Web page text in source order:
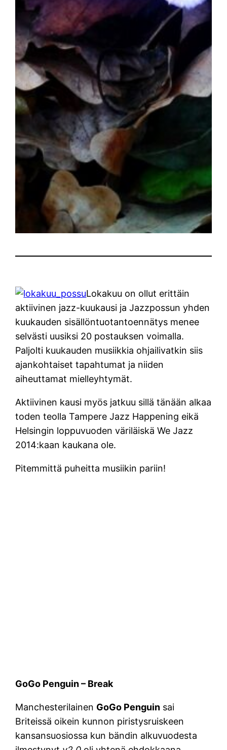
Lokakuu on ollut erittäin
aktiivinen jazz-kuukausi ja Jazzpossun yhden
kuukauden sisällöntuotantoennätys menee
selvästi uusiksi 20 postauksen voimalla.
Paljolti kuukauden musiikkia ohjailivatkin siis
ajankohtaiset tapahtumat ja niiden
aiheuttamat mielleyhtymät.
Aktiivinen kausi myös jatkuu sillä tänään alkaa
toden teolla Tampere Jazz Happening eikä
Helsingin loppuvuoden väriläiskä We Jazz
2014:kaan kaukana ole.
Pitemmittä puheitta musiikin pariin!
GoGo Penguin – Break
Manchesterilainen GoGo Penguin sai
Briteissä oikein kunnon piristysruiskeen
kansansuosiossa kun bändin alkuvuodesta